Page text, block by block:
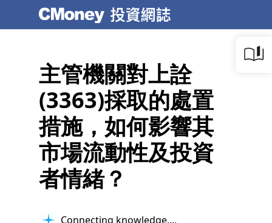
主管機關對上詮
(3363)採取的處置
措施，如何影響其
市場流動性及投資
者情緒？
Connecting knowledge...